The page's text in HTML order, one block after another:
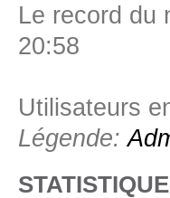
Le record du
20:58
Utilisateurs
Légende: